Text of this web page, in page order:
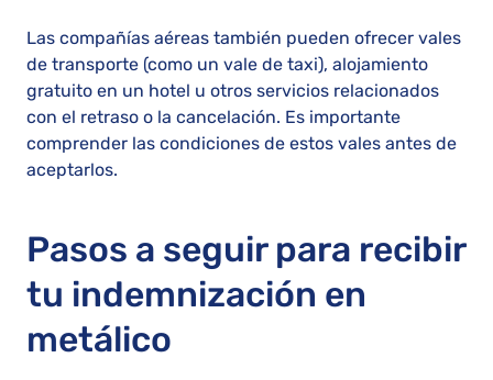
Las compañías aéreas también pueden ofrecer vales
de transporte (como un vale de taxi), alojamiento
gratuito en un hotel u otros servicios relacionados
con el retraso o la cancelación. Es importante
comprender las condiciones de estos vales antes de
aceptarlos.
Pasos a seguir para recibir
tu indemnización en
metálico